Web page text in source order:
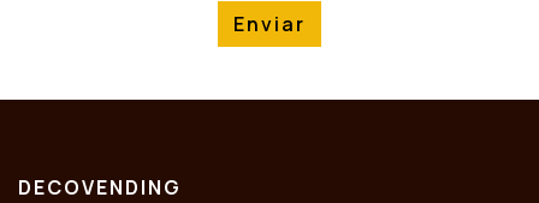
Enviar
DECOVENDING